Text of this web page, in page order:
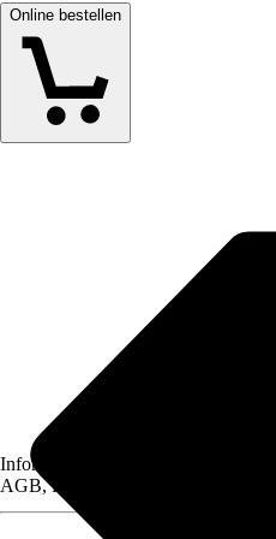
Online bestellen
Informationen des Verkäufers, wie
AGB, finden Sie bei Klick auf den